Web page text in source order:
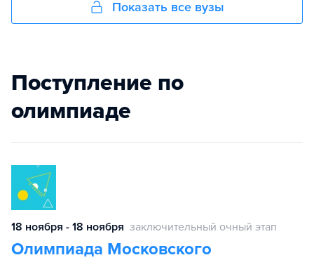
Показать все вузы
Поступление по
олимпиаде
18 ноября - 18 ноября заключительный очный этап
Олимпиада Московского